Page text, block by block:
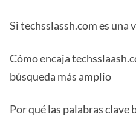
Si techsslassh.com es
Cómo encaja
búsqueda más amplio
Por qué las palabras clave